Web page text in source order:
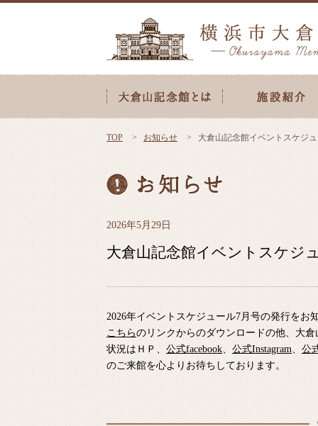
TOP お知らせ 大倉山記念館イベントスケジ
2026年5月29日
大倉山記念館イベントスケジ
2026年イベントスケジュール7月号の発行をお
こちらのリンクからのダウンロードの他、大
状況はＨＰ、 公式facebook、 公式Instagram、 公
のご来館を心よりお待ちしております。